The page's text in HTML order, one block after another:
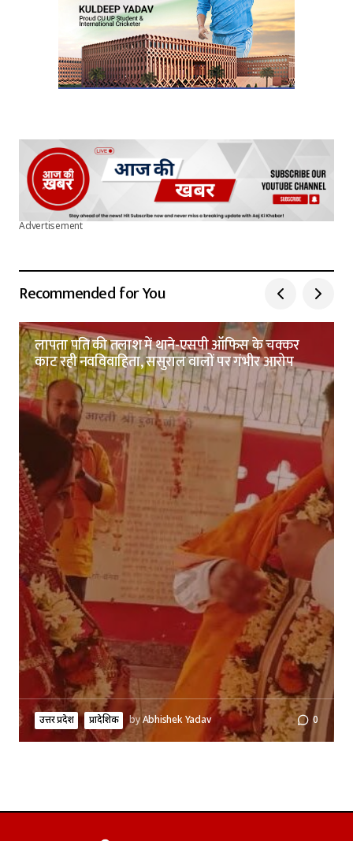
Advertisement
Recommended for You
लापता पति की तलाश में थाने-एसपी ऑफिस के चक्कर
काट रही नवविवाहिता, ससुराल वालों पर गंभीर आरोप
उत्तर प्रदेश प्रादेशिक byAbhishek Yadav 0